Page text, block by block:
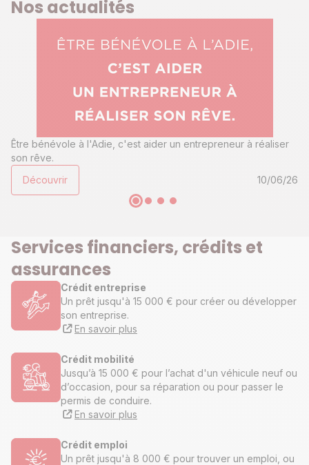
Nos actualités
Être bénévole à l'Adie, c'est aider un entrepreneur à réaliser
son rêve.
Découvrir
10/06/26
Services financiers, crédits et
assurances
Crédit entreprise
Un prêt jusqu'à 15 000 € pour créer ou développer
son entreprise.
En savoir plus
Crédit mobilité
Jusqu’à 15 000 € pour l’achat d'un véhicule neuf ou
d’occasion, pour sa réparation ou pour passer le
permis de conduire.
En savoir plus
Crédit emploi
Un prêt jusqu'à 8 000 € pour trouver un emploi, ou